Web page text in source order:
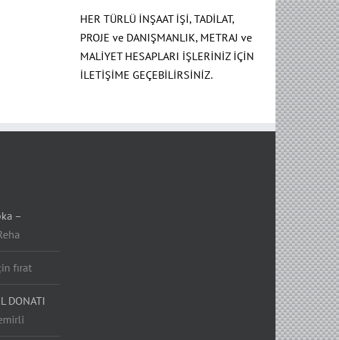
HER TÜRLÜ İNŞAAT İŞİ, TADİLAT,
PROJE ve DANIŞMANLIK, METRAJ ve
MALİYET HESAPLARI İŞLERİNİZ İÇİN
İLETİŞİME GEÇEBİLİRSİNİZ.
–
fırat
DONATI